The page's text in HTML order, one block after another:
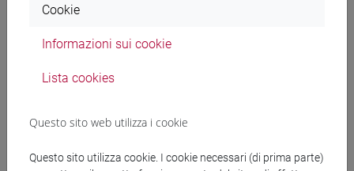
Documenti collegati al
bando
Cookie
Informazioni sui cookie
Lista cookies
Questo sito web utilizza i cookie
Questo sito utilizza cookie. I cookie necessari (di prima parte)